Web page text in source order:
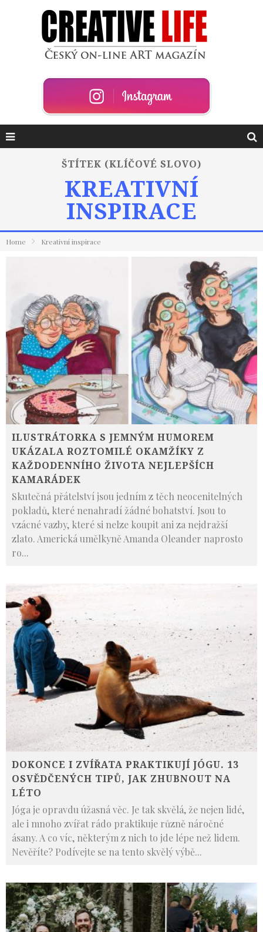
ŠTÍTEK (KLÍČOVÉ SLOVO)
KREATIVNÍ
INSPIRACE
Home Kreativní inspirace
ILUSTRÁTORKA S JEMNÝM HUMOREM
UKÁZALA ROZTOMILÉ OKAMŽÍKY Z
KAŽDODENNÍHO ŽIVOTA NEJLEPŠÍCH
KAMARÁDEK
Skutečná přátelství jsou jedním z těch neocenitelných
pokladů, které nenahradí žádné bohatství. Jsou to
vzácné vazby, které si nelze koupit ani za nejdražší
zlato. Americká umělkyně Amanda Oleander naprosto
ro...
DOKONCE I ZVÍŘATA PRAKTIKUJÍ JÓGU. 13
OSVĚDČENÝCH TIPŮ, JAK ZHUBNOUT NA
LÉTO
Jóga je opravdu úžasná věc. Je tak skvělá, že nejen lidé,
ale i mnoho zvířat rádo praktikuje různě náročné
ásany. A co víc, některým z nich to jde lépe než lidem.
Nevěříte? Podívejte se na tento skvělý výbě...